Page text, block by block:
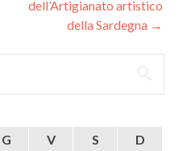
dell’Artigianato artistico
della Sardegna →
G V S
D